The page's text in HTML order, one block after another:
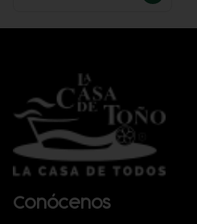
Conócenos